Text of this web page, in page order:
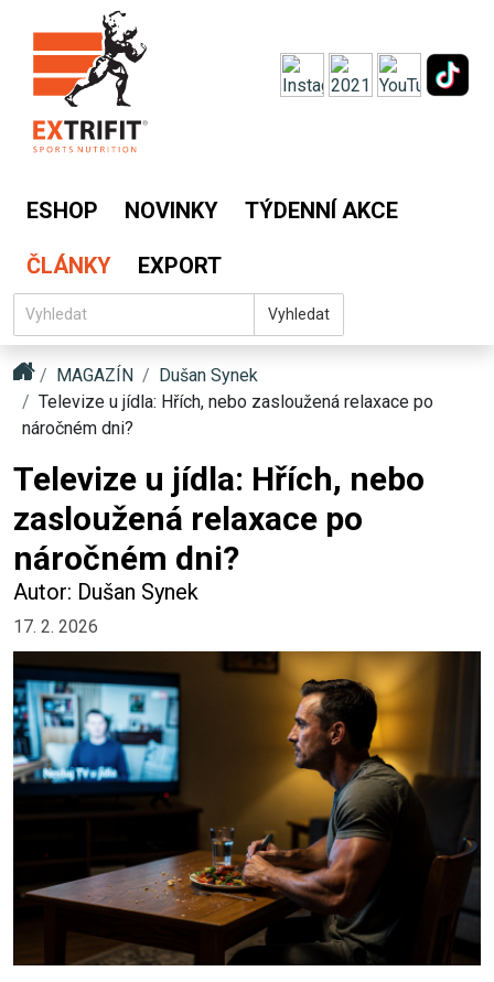
ESHOP NOVINKY TÝDENNÍ AKCE
ČLÁNKY EXPORT
Vyhledat
MAGAZÍN
Dušan Synek
Televize u jídla: Hřích, nebo zasloužená relaxace po
náročném dni?
Televize u jídla: Hřích, nebo
zasloužená relaxace po
náročném dni?
Autor: Dušan Synek
17. 2. 2026